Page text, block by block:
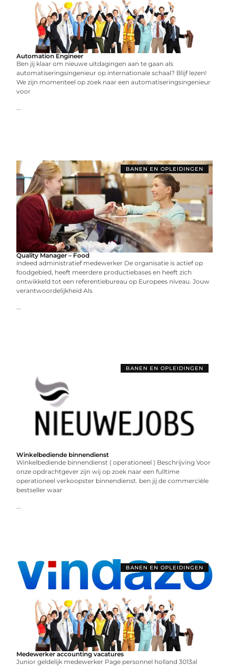
Automation Engineer
Ben jij klaar om nieuwe uitdagingen aan te gaan als
automatiseringsingenieur op internationale schaal? Blijf lezen!
We zijn momenteel op zoek naar een automatiseringsingenieur
voor
...
BANEN EN OPLEIDINGEN
Quality Manager – Food
indeed administratief medewerker De organisatie is actief op
foodgebied, heeft meerdere productiebases en heeft zich
ontwikkeld tot een referentiebureau op Europees niveau. Jouw
verantwoordelijkheid Als
...
BANEN EN OPLEIDINGEN
Winkelbediende binnendienst
Winkelbediende binnendienst ( operationeel ) Beschrijving Voor
onze opdrachtgever zijn wij op zoek naar een fulltime
operationeel verkoopster binnendienst. ben jij de commerciële
bestseller waar
...
BANEN EN OPLEIDINGEN
Medewerker accounting vacatures
Junior geldelijk medewerker Page personnel holland 3013al